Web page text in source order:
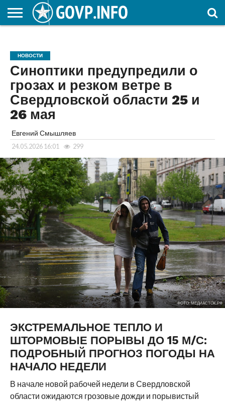
ОБРАЗОВАНИЕ
НОВОСТИ
Синоптики предупредили о
грозах и резком ветре в
Свердловской области 25 и
26 мая
Евгений Смышляев
24.05.2026 16:01 299
ФОТО: МЕДИАСТОК.РФ
ЭКСТРЕМАЛЬНОЕ ТЕПЛО И
ШТОРМОВЫЕ ПОРЫВЫ ДО 15 М/С:
ПОДРОБНЫЙ ПРОГНОЗ ПОГОДЫ НА
НАЧАЛО НЕДЕЛИ
В начале новой рабочей недели в Свердловской
области ожидаются грозовые дожди и порывистый